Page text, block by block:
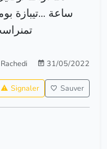
تمنراست 800دج.....باقي
31/05/2022
Signaler Sauver